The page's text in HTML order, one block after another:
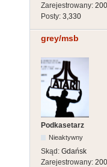
Zarejestrowany:
Posty: 3,330
grey/msb
Podkasetarz
Nieaktywny
Skąd: Gdańsk
Zarejestrowany: